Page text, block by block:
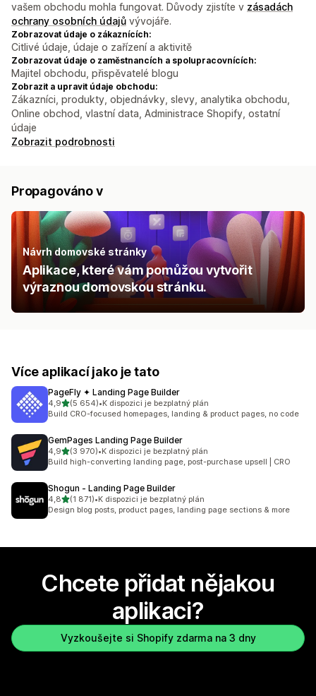
vašem obchodu mohla fungovat. Důvody zjistíte v zásadách
ochrany osobních údajů vývojáře.
Zobrazovat údaje o zákaznících:
Citlivé údaje, údaje o zařízení a aktivitě
Zobrazovat údaje o zaměstnancích a spolupracovnících:
Majitel obchodu, přispěvatelé blogu
Zobrazit a upravit údaje obchodu:
Zákazníci, produkty, objednávky, slevy, analytika obchodu,
Online obchod, vlastní data, Administrace Shopify, ostatní
údaje
Zobrazit podrobnosti
Propagováno v
Návrh domovské stránky
Aplikace, které vám pomůžou vytvořit
výraznou domovskou stránku.
Více aplikací jako je tato
PageFly ✦ Landing Page Builder
4,9z 5 hvězd
(5 654)
Celkový počet recenzí: 5654
•K dispozici je bezplatný plán
Build CRO-focused homepages, landing & product pages, no code
GemPages Landing Page Builder
4,9z 5 hvězd
(3 970)
Celkový počet recenzí: 3970
•K dispozici je bezplatný plán
Build high-converting landing page, post-purchase upsell | CRO
Shogun ‑ Landing Page Builder
4,8z 5 hvězd
(1 871)
Celkový počet recenzí: 1871
•K dispozici je bezplatný plán
Design blog posts, product pages, landing page sections & more
Chcete přidat nějakou
aplikaci?
Vyzkoušejte si Shopify zdarma na 3 dny